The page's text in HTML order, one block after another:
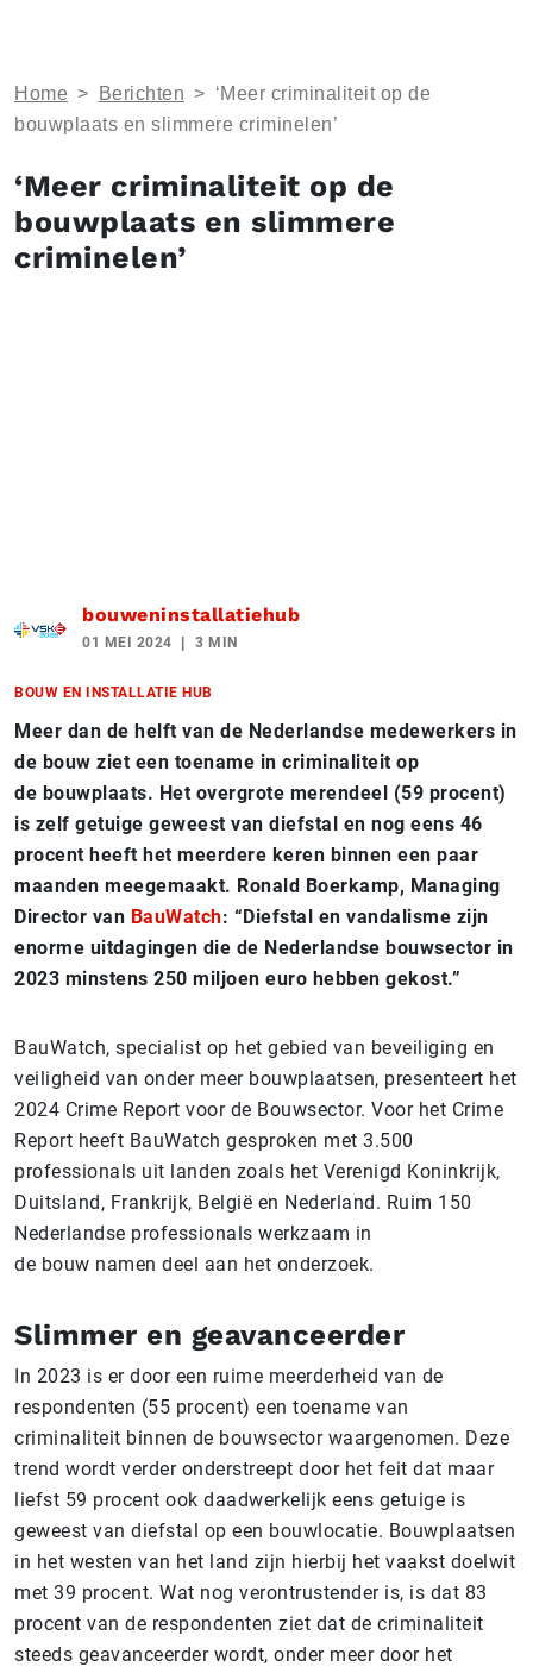
Home > Berichten > ‘Meer criminaliteit op de
bouwplaats en slimmere criminelen’
‘Meer criminaliteit op de
bouwplaats en slimmere
criminelen’
bouweninstallatiehub
01 MEI 2024 3 MIN
BOUW EN INSTALLATIE HUB
Meer dan de helft van de Nederlandse medewerkers in
de bouw ziet een toename in criminaliteit op
de bouwplaats. Het overgrote merendeel (59 procent)
is zelf getuige geweest van diefstal en nog eens 46
procent heeft het meerdere keren binnen een paar
maanden meegemaakt. Ronald Boerkamp, Managing
Director van BauWatch: “Diefstal en vandalisme zijn
enorme uitdagingen die de Nederlandse bouwsector in
2023 minstens 250 miljoen euro hebben gekost.”
BauWatch, specialist op het gebied van beveiliging en
veiligheid van onder meer bouwplaatsen, presenteert het
2024 Crime Report voor de Bouwsector. Voor het Crime
Report heeft BauWatch gesproken met 3.500
professionals uit landen zoals het Verenigd Koninkrijk,
Duitsland, Frankrijk, België en Nederland. Ruim 150
Nederlandse professionals werkzaam in
de bouw namen deel aan het onderzoek.
Slimmer en geavanceerder
In 2023 is er door een ruime meerderheid van de
respondenten (55 procent) een toename van
criminaliteit binnen de bouwsector waargenomen. Deze
trend wordt verder onderstreept door het feit dat maar
liefst 59 procent ook daadwerkelijk eens getuige is
geweest van diefstal op een bouwlocatie. Bouwplaatsen
in het westen van het land zijn hierbij het vaakst doelwit
met 39 procent. Wat nog verontrustender is, is dat 83
procent van de respondenten ziet dat de criminaliteit
steeds geavanceerder wordt, onder meer door het